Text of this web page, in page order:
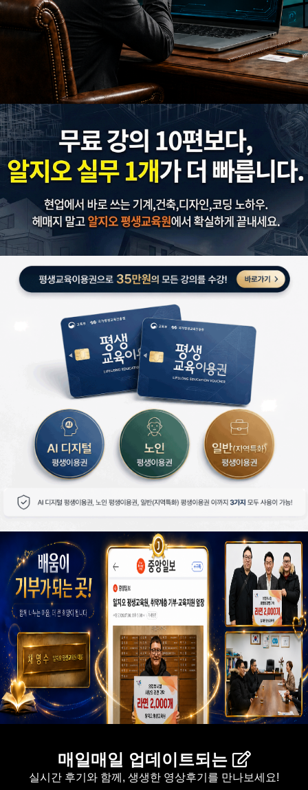
매일매일 업데이트되는
실시간 후기와 함께, 생생한 영상후기를 만나보세요!